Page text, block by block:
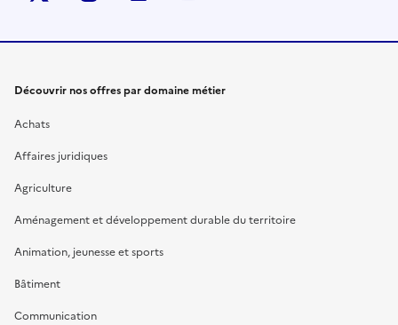
Découvrir nos offres par domaine métier
Achats
Affaires juridiques
Agriculture
Aménagement et développement durable du territoire
Animation, jeunesse et sports
Bâtiment
Communication